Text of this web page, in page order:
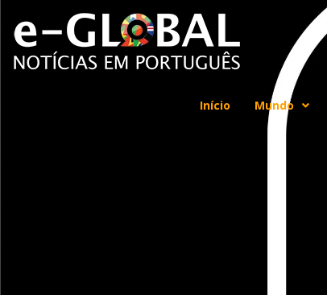
Início Mundo